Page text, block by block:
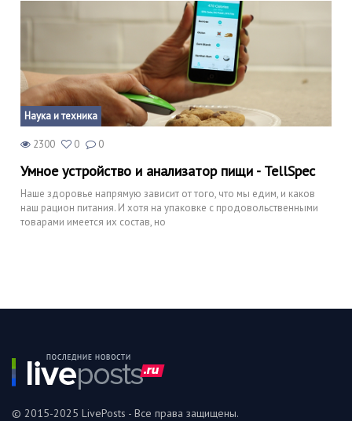
Наука и техника
2300 0 0
Умное устройство и анализатор пищи - TellSpec
Наше здоровье напрямую зависит от того, что мы едим, и каков
наш рацион питания. И хотя на упаковке с продовольственными
товарами имеется их состав, но
© 2015-2025 LivePosts - Все права защищены.